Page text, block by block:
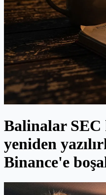
Balinalar SEC
yeniden
Binance'e